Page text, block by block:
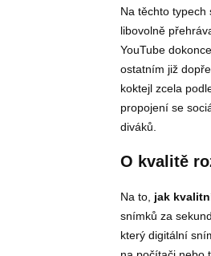
Na těchto typech
libovolně
YouTube
ostatním již
koktejl zcela
propojení se
diváků.
O kvalitě
Na to, jak
snímků za
který digitální